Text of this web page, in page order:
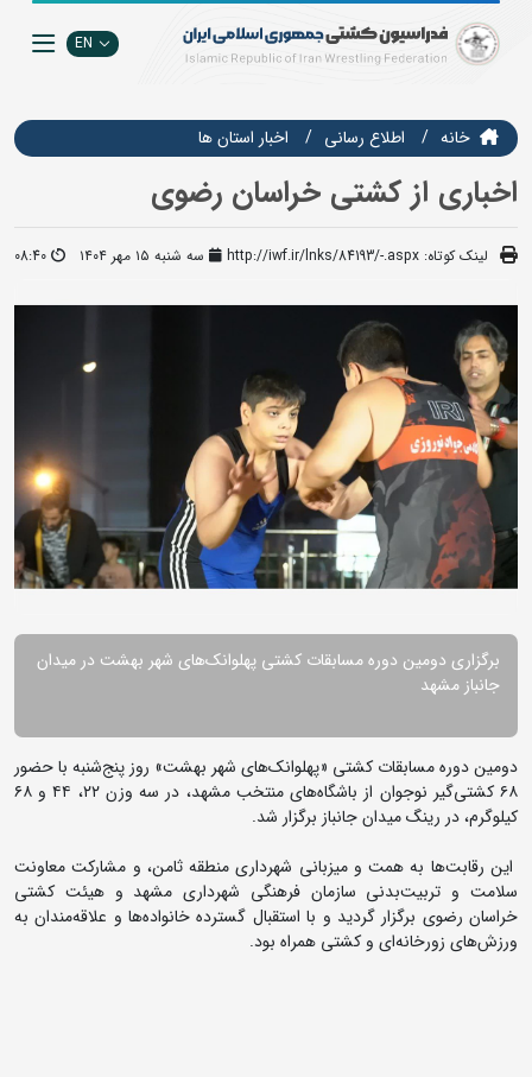
EN
خانه اطلاع رسانی اخبار استان ها
اخباری از کشتی خراسان رضوی
لینک کوتاه: http://iwf.ir/lnks/84193/-.aspx سه شنبه ۱۵ مهر ۱۴۰۴ 08:40
برگزاری دومین دوره مسابقات کشتی پهلوانک‌های شهر بهشت در میدان
جانباز مشهد
دومین دوره مسابقات کشتی «پهلوانک‌های شهر بهشت» روز پنج‌شنبه با حضور
۶۸ کشتی‌گیر نوجوان از باشگاه‌های منتخب مشهد، در سه وزن ۲۲، ۴۴ و ۶۸
کیلوگرم، در رینگ میدان جانباز برگزار شد.
این رقابت‌ها به همت و میزبانی شهرداری منطقه ثامن، و مشارکت معاونت
سلامت و تربیت‌بدنی سازمان فرهنگی شهرداری مشهد و هیئت کشتی
خراسان رضوی برگزار گردید و با استقبال گسترده خانواده‌ها و علاقه‌مندان به
ورزش‌های زورخانه‌ای و کشتی همراه بود.